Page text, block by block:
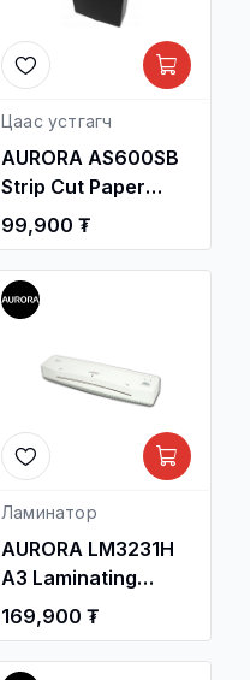
Цаас устгагч
AURORA AS600SB
Strip Cut Paper
Shredder
99,900 ₮
Ламинатор
AURORA LM3231H
A3 Laminating
Machine
169,900 ₮